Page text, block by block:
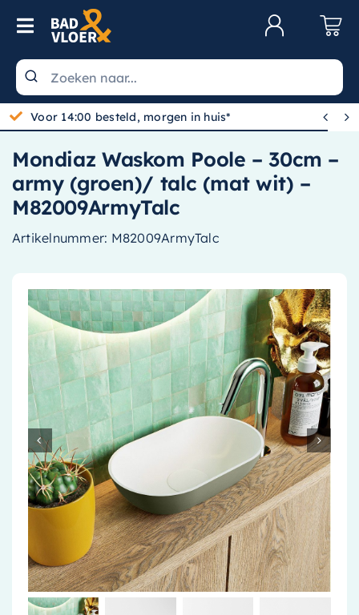
Skip to content
Toggle Navigation
Wastafels
Toiletten
Spiegels
Kranen
Douche
Baden
Radiatoren
Accessoires
Installatiemateriaal
Klimaatbeheersing
PVC
Tegels
Voor 14:00 besteld, morgen in huis*  
Mondiaz Waskom Poole – 30cm –
army (groen)/ talc (mat wit) –
M82009ArmyTalc
Artikelnummer: M82009ArmyTalc